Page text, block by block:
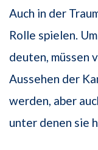
Auch in der
Rolle spielen.
deuten, müssen
Aussehen der
werden, aber
unter denen sie